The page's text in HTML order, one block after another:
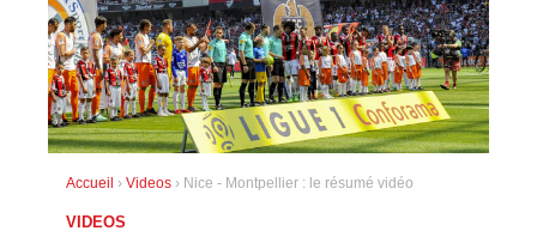
Accueil › Videos › Nice - Montpellier : le résumé vidéo
VIDEOS